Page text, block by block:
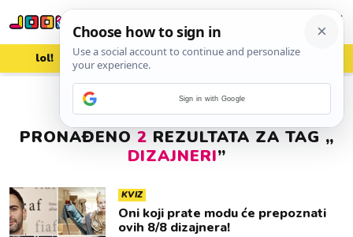
lol! aww vrh! woot?!
PRONAĐENO 2 REZULTATA ZA TAG „
DIZAJNERI”
KVIZ
Oni koji prate modu će prepoznati
ovih 8/8 dizajnera!
Sign in with Google